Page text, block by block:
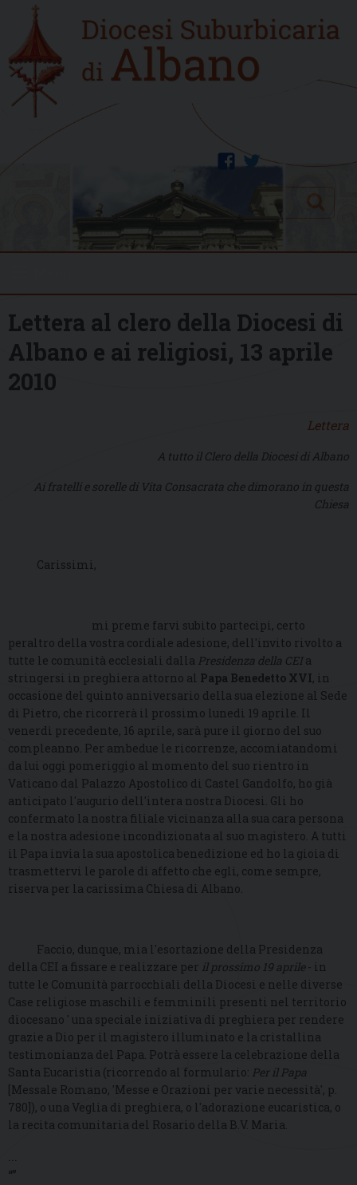
content
Home
new
twitter
facebook
Search
Lettera al clero della Diocesi di
Albano e ai religiosi, 13 aprile
2010
Lettera
A tutto il Clero della Diocesi di Albano
Ai fratelli e sorelle di Vita Consacrata che dimorano in questa
Chiesa
Carissimi,
mi preme farvi subito partecipi, certo
peraltro della vostra cordiale adesione, dell'invito rivolto a
tutte le comunità ecclesiali dalla Presidenza della CEIa
stringersi in preghiera attorno al Papa Benedetto XVI, in
occasione del quinto anniversario della sua elezione al Sede
di Pietro, che ricorrerà il prossimo lunedì 19 aprile. Il
venerdì precedente, 16 aprile, sarà pure il giorno del suo
compleanno. Per ambedue le ricorrenze, accomiatandomi
da lui oggi pomeriggio al momento del suo rientro in
Vaticano dal Palazzo Apostolico di Castel Gandolfo, ho già
anticipato l'augurio dell'intera nostra Diocesi. Gli ho
confermato la nostra filiale vicinanza alla sua cara persona
e la nostra adesione incondizionata al suo magistero. A tutti
il Papa invia la sua apostolica benedizione ed ho la gioia di
trasmettervi le parole di affetto che egli, come sempre,
riserva per la carissima Chiesa di Albano.
Faccio, dunque, mia l'esortazione della Presidenza
della CEI a fissare e realizzare per il prossimo 19 aprile- in
tutte le Comunità parrocchiali della Diocesi e nelle diverse
Case religiose maschili e femminili presenti nel territorio
diocesano ' una speciale iniziativa di preghiera per rendere
grazie a Dio per il magistero illuminato e la cristallina
testimonianza del Papa. Potrà essere la celebrazione della
Santa Eucaristia (ricorrendo al formulario: Per il Papa
[Messale Romano, 'Messe e Orazioni per varie necessità', p.
780]), o una Veglia di preghiera, o l'adorazione eucaristica, o
la recita comunitaria del Rosario della B.V. Maria.
“”